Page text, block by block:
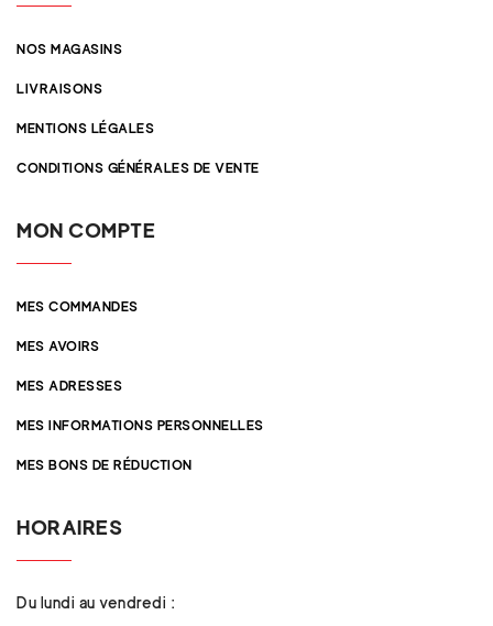
NOS MAGASINS
LIVRAISONS
MENTIONS LÉGALES
CONDITIONS GÉNÉRALES DE VENTE
MON COMPTE
MES COMMANDES
MES AVOIRS
MES ADRESSES
MES INFORMATIONS PERSONNELLES
MES BONS DE RÉDUCTION
HORAIRES
Du lundi au vendredi :